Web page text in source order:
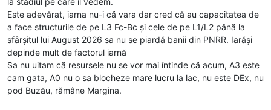
Este adevărat, iarna nu-i că vara dar cred că au capacitatea de
a face structurile de pe L3 Fc-Bc și cele de pe L1/L2 până la
sfârșitul lui August 2026 sa nu se piardă banii din PNRR. Iarăși
depinde mult de factorul iarnă
Sa nu uitam că resursele nu se vor mai întinde că acum, A3 este
cam gata, A0 nu o sa blocheze mare lucru la lac, nu este DEx, nu
pod Buzău, rămâne Margina.